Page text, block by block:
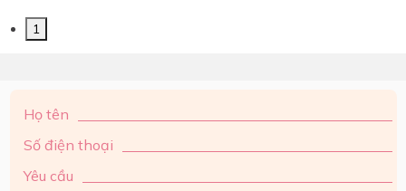
1
Họ tên
Số điện thoại
Yêu cầu